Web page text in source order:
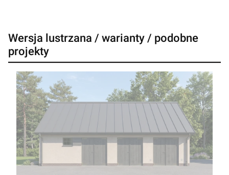
Wersja lustrzana / warianty / podobne
projekty